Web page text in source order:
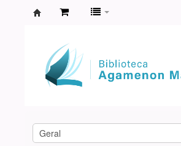
Agamenon
Magalhães